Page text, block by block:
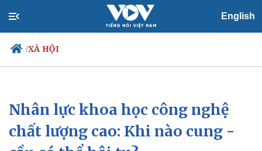
English
/XÃ HỘI
Chính trị
Đảng
Tổ chức nhân sự
Xã hội
Tin 24h
Dự báo thời tiết
Nhân lực khoa học công nghệ
chất lượng cao: Khi nào cung -